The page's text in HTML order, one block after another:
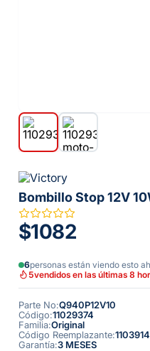
Bombillo Stop 12V
$1082
6personas están viendo esto
5vendidos en las últimas 8
Parte No:Q940P12V10
Código:11029374
Familia:Original
Código Reemplazante:
Garantía:3 MESES